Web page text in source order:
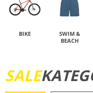
BIKE
SWIM &
BEACH
SALE